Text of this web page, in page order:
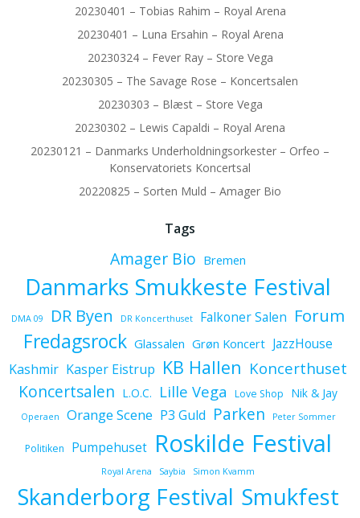
20230401 – Tobias Rahim – Royal Arena
20230401 – Luna Ersahin – Royal Arena
20230324 – Fever Ray – Store Vega
20230305 – The Savage Rose – Koncertsalen
20230303 – Blæst – Store Vega
20230302 – Lewis Capaldi – Royal Arena
20230121 – Danmarks Underholdningsorkester – Orfeo –
Konservatoriets Koncertsal
20220825 – Sorten Muld – Amager Bio
Tags
Amager Bio Bremen
Danmarks Smukkeste Festival
DMA 09 DR Byen DR Koncerthuset Falkoner Salen Forum
Fredagsrock Glassalen Grøn Koncert JazzHouse
Kashmir Kasper Eistrup KB Hallen Koncerthuset
Koncertsalen L.O.C. Lille Vega Love Shop Nik & Jay
Operaen Orange Scene P3 Guld Parken Peter Sommer
Politiken Pumpehuset Roskilde Festival
Royal Arena Saybia Simon Kvamm
Skanderborg Festival Smukfest